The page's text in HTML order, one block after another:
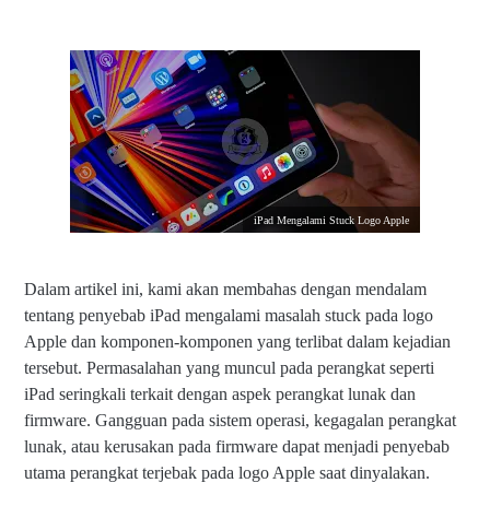
Kesimpulan
iPad Mengalami Stuck Logo Apple
Dalam artikel ini, kami akan membahas dengan mendalam
tentang penyebab iPad mengalami masalah stuck pada logo
Apple dan komponen-komponen yang terlibat dalam kejadian
tersebut. Permasalahan yang muncul pada perangkat seperti
iPad seringkali terkait dengan aspek perangkat lunak dan
firmware. Gangguan pada sistem operasi, kegagalan perangkat
lunak, atau kerusakan pada firmware dapat menjadi penyebab
utama perangkat terjebak pada logo Apple saat dinyalakan.